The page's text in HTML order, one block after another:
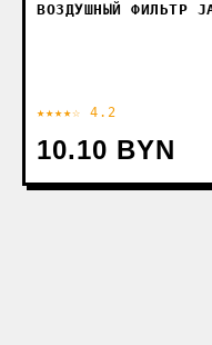
ВОЗДУШНЫЙ ФИЛЬТР
★★★★☆ 4.2
10.10 BYN